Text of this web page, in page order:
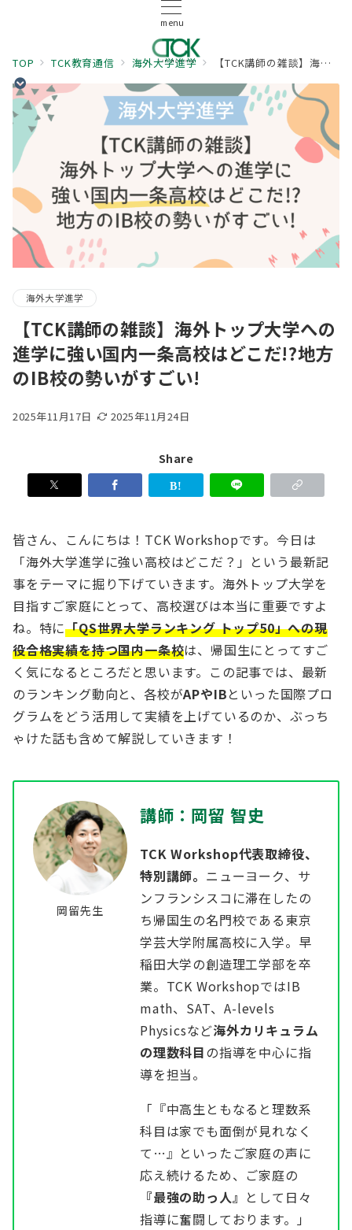
menu
TOP TCK教育通信 海外大学進学 【TCK講師の雑談】海外トップ大学への進学に強い国内一条高校はどこだ!?地方のIB校の勢いがすごい!
海外大学進学
【TCK講師の雑談】海外トップ大学への
進学に強い国内一条高校はどこだ!?地方
のIB校の勢いがすごい!
2025年11月17日 2025年11月24日
Share
皆さん、こんにちは！TCK Workshopです。今日は
「海外大学進学に強い高校はどこだ？」という最新記
事をテーマに掘り下げていきます。海外トップ大学を
目指すご家庭にとって、高校選びは本当に重要ですよ
ね。特に「QS世界大学ランキング トップ50」への現
役合格実績を持つ国内一条校は、帰国生にとってすご
く気になるところだと思います。この記事では、最新
のランキング動向と、各校がAPやIBといった国際プロ
グラムをどう活用して実績を上げているのか、ぶっち
ゃけた話も含めて解説していきます！
岡留先生
講師：岡留 智史
TCK Workshop代表取締役、
特別講師。 ニューヨーク、サ
ンフランシスコに滞在したの
ち帰国生の名門校である東京
学芸大学附属高校に入学。早
稲田大学の創造理工学部を卒
業。TCK WorkshopではIB
math、SAT、A-levels
Physicsなど海外カリキュラム
の理数科目の指導を中心に指
導を担当。
「『中高生ともなると理数系
科目は家でも面倒が見れなく
て…』といったご家庭の声に
応え続けるため、ご家庭の
『最強の助っ人』 として日々
指導に奮闘しております。」